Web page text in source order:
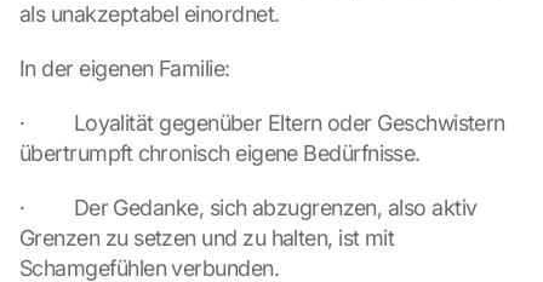
als unakzeptabel einordnet.
In der eigenen Familie:
·         Loyalität gegenüber Eltern oder Geschwistern
übertrumpft chronisch eigene Bedürfnisse.
·         Der Gedanke, sich abzugrenzen, also aktiv
Grenzen zu setzen und zu halten, ist mit
Schamgefühlen verbunden.